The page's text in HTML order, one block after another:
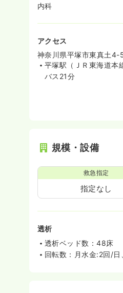
内科
アクセス
神奈川県平塚市東真土4-
平塚駅（ＪＲ東海道本
バス21分
規模・設備
救急指定
指定なし
透析
透析ベッド数：48床
回転数：月水金:2回/日